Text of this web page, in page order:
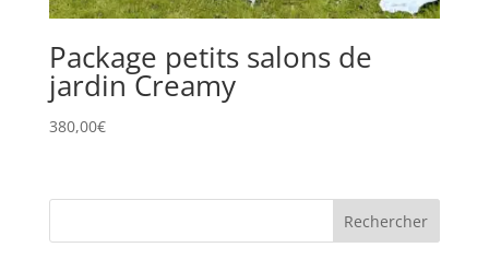
Package petits salons de
jardin Creamy
380,00€